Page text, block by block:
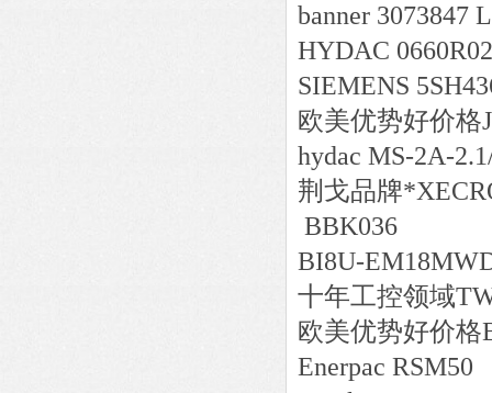
banner 3073847
HYDAC
SIEMENS
欧美优势好价格
hydac MS-2A-
荆戈品牌*
BBK036
BI8U-
十年工控领域
欧美优势好价格
Enerpac RSM50